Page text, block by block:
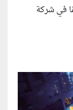
في شركة